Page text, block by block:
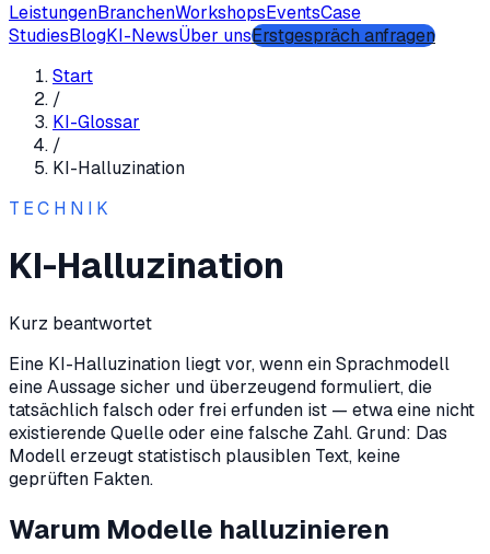
LeistungenBranchenWorkshopsEventsCase
StudiesBlogKI-NewsÜber unsErstgespräch anfragen
Start
/
KI-Glossar
/
KI-Halluzination
TECHNIK
KI-Halluzination
Kurz beantwortet
Eine KI-Halluzination liegt vor, wenn ein Sprachmodell
eine Aussage sicher und überzeugend formuliert, die
tatsächlich falsch oder frei erfunden ist — etwa eine nicht
existierende Quelle oder eine falsche Zahl. Grund: Das
Modell erzeugt statistisch plausiblen Text, keine
geprüften Fakten.
Warum Modelle halluzinieren